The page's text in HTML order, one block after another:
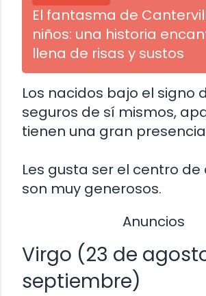
El fantasma de
niños: una historia
llena de risas y sustos
Los nacidos bajo el signo
seguros de sí mismos,
tienen una gran
Les gusta ser el centro
son muy generosos.
Anuncios
Virgo (23 de
septiembre)